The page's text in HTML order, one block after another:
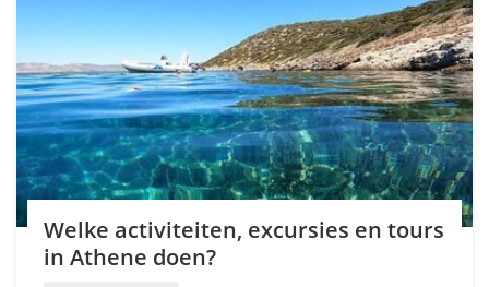
Welke activiteiten, excursies en tours
in Athene doen?